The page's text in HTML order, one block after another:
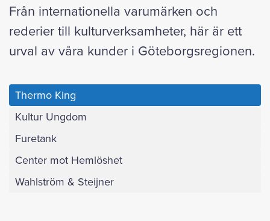
Från internationella varumärken och
rederier till kulturverksamheter, här är ett
urval av våra kunder i Göteborgsregionen.
Thermo King
Kultur Ungdom
Furetank
Center mot Hemlöshet
Wahlström & Steijner